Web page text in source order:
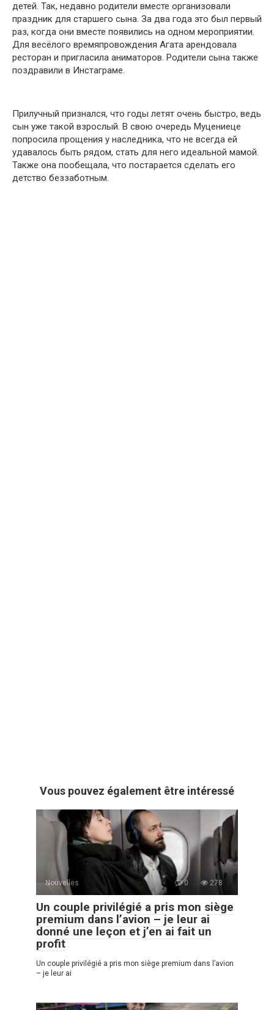
детей. Так, недавно родители вместе организовали
праздник для старшего сына. За два года это был первый
раз, когда они вместе появились на одном мероприятии.
Для весёлого времяпровождения Агата арендовала
ресторан и пригласила аниматоров. Родители сына также
поздравили в Инстаграме.
Прилучный признался, что годы летят очень быстро, ведь
сын уже такой взрослый. В свою очередь Муцениеце
попросила прощения у наследника, что не всегда ей
удавалось быть рядом, стать для него идеальной мамой.
Также она пообещала, что постарается сделать его
детство беззаботным.
Vous pouvez également être intéressé
Nouvelles 0 278
Un couple privilégié a pris mon siège
premium dans l’avion – je leur ai
donné une leçon et j’en ai fait un
profit
Un couple privilégié a pris mon siège premium dans l’avion
– je leur ai